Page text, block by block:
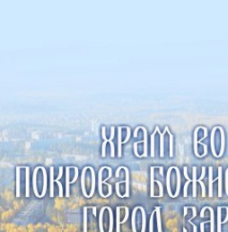
Божией Матери